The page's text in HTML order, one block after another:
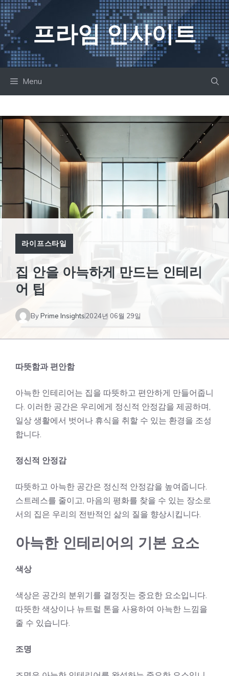
컨
텐
츠
로
건
프라임 인사이트
Menu
라이프스타일
집 안을 아늑하게 만드는 인테리
어 팁
ByPrime Insights2024년 06월 29일
따뜻함과 편안함
아늑한 인테리어는 집을 따뜻하고 편안하게 만들어줍니
다. 이러한 공간은 우리에게 정신적 안정감을 제공하며,
일상 생활에서 벗어나 휴식을 취할 수 있는 환경을 조성
합니다.
정신적 안정감
따뜻하고 아늑한 공간은 정신적 안정감을 높여줍니다.
스트레스를 줄이고, 마음의 평화를 찾을 수 있는 장소로
서의 집은 우리의 전반적인 삶의 질을 향상시킵니다.
아늑한 인테리어의 기본 요소
색상
색상은 공간의 분위기를 결정짓는 중요한 요소입니다.
따뜻한 색상이나 뉴트럴 톤을 사용하여 아늑한 느낌을
줄 수 있습니다.
조명